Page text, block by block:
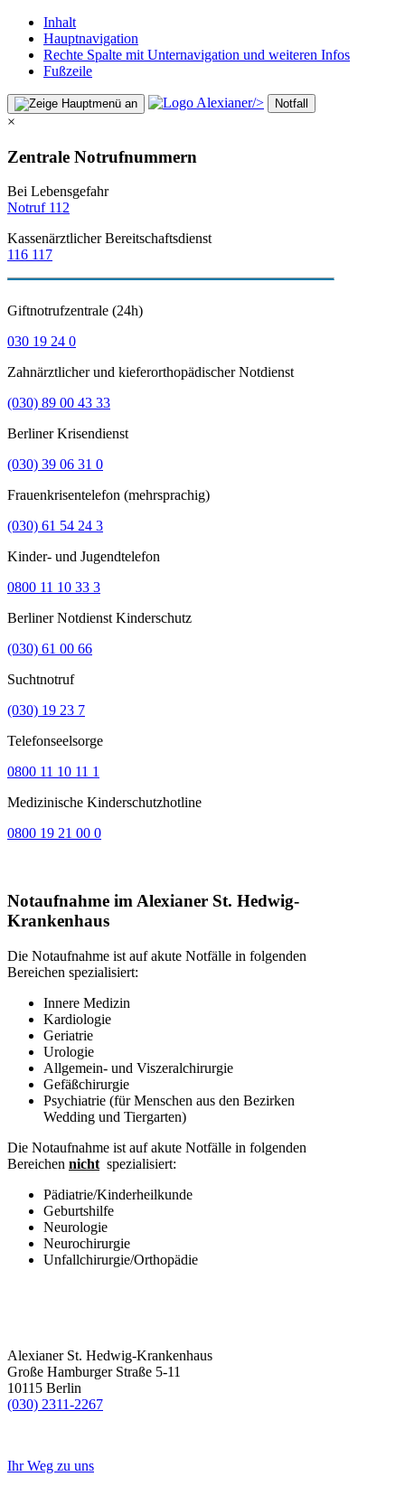
Inhalt
Hauptnavigation
Rechte Spalte mit Unternavigation und weiteren Infos
Fußzeile
/> Notfall
×
Zentrale Notrufnummern
Bei Lebensgefahr
Notruf 112
Kassenärztlicher Bereitschaftsdienst
116 117
Giftnotrufzentrale (24h)
030 19 24 0
Zahnärztlicher und kieferorthopädischer Notdienst
(030) 89 00 43 33
Berliner Krisendienst
(030) 39 06 31 0
Frauenkrisentelefon (mehrsprachig)
(030) 61 54 24 3
Kinder- und Jugendtelefon
0800 11 10 33 3
Berliner Notdienst Kinderschutz
(030) 61 00 66
Suchtnotruf
(030) 19 23 7
Telefonseelsorge
0800 11 10 11 1
Medizinische Kinderschutzhotline
0800 19 21 00 0
Notaufnahme im Alexianer St. Hedwig-
Krankenhaus
Die Notaufnahme ist auf akute Notfälle in folgenden
Bereichen spezialisiert:
Innere Medizin
Kardiologie
Geriatrie
Urologie
Allgemein- und Viszeralchirurgie
Gefäßchirurgie
Psychiatrie (für Menschen aus den Bezirken
Wedding und Tiergarten)
Die Notaufnahme ist auf akute Notfälle in folgenden
Bereichen nicht spezialisiert:
Pädiatrie/Kinderheilkunde
Geburtshilfe
Neurologie
Neurochirurgie
Unfallchirurgie/Orthopädie
Alexianer St. Hedwig-Krankenhaus
Große Hamburger Straße 5-11
10115 Berlin
(030) 2311-2267
Ihr Weg zu uns